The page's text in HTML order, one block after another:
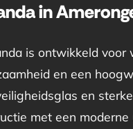
in
is ontwikkeld
en een
en
met een